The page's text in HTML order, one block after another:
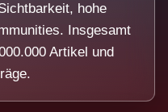
hohe
Insgesamt
Artikel und